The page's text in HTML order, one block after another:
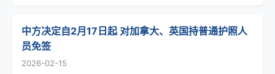
中方决定自2月17日起 对加拿大、英国持普通护照人
员免签
2026-02-15